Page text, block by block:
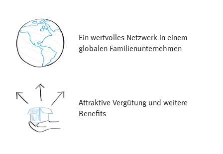
Ein wertvolles Netzwerk in einem
globalen Familienunternehmen
Attraktive Vergütung und weitere
Benefits